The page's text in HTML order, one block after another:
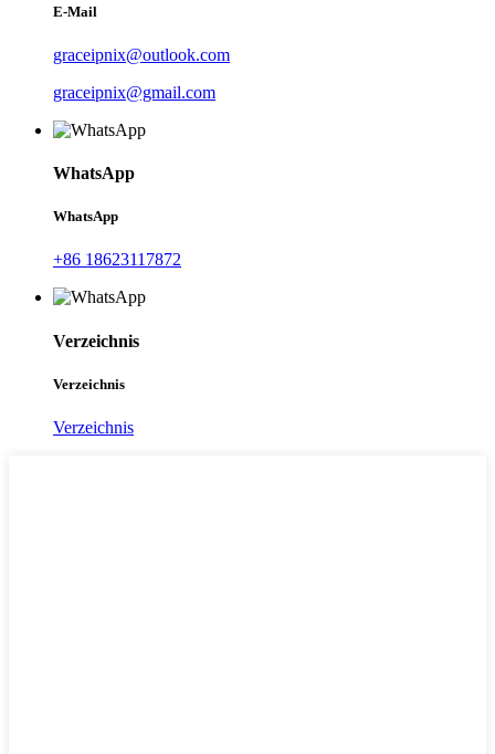
E-Mail
graceipnix@outlook.com
graceipnix@gmail.com
WhatsApp
WhatsApp
+86 18623117872
Verzeichnis
Verzeichnis
Verzeichnis